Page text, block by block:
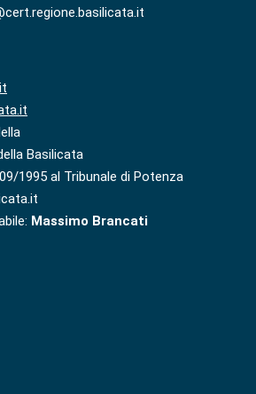
Basilicata
1995 al Tribunale di Potenza
Massimo Brancati